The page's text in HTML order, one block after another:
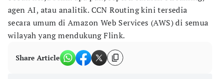
agen AI, atau analitik. CCN Routing kini tersedia
secara umum di Amazon Web Services (AWS) di semua
wilayah yang mendukung Flink.
Share Article